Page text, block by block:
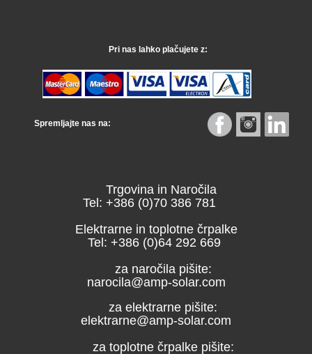
Pri nas lahko plačujete z:
Spremljajte nas na:
Trgovina in Naročila
Tel: +386 (0)70 386 781
Elektrarne in toplotne črpalke
Tel: +386 (0)64 292 669
za naročila pišite:
narocila@amp-solar.com
za elektrarne pišite:
elektrarne@amp-solar.com
za toplotne črpalke pišite: